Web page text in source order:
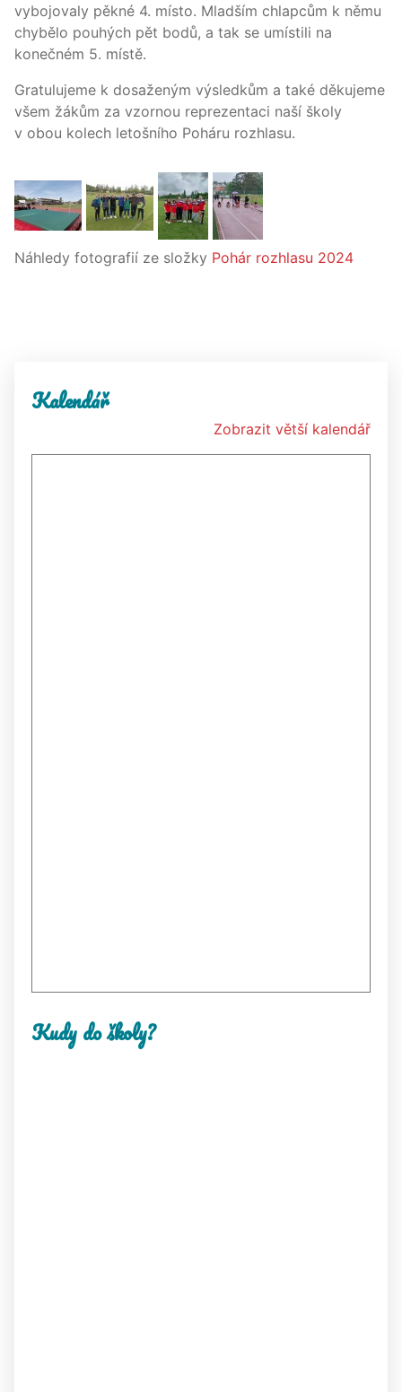
vybojovaly pěkné 4. místo. Mladším chlapcům k němu
chybělo pouhých pět bodů, a tak se umístili na
konečném 5. místě.
Gratulujeme k dosaženým výsledkům a také děkujeme
všem žákům za vzornou reprezentaci naší školy
v obou kolech letošního Poháru rozhlasu.
Náhledy fotografií ze složky Pohár rozhlasu 2024
Kalendář
Zobrazit větší kalendář
Kudy do školy?